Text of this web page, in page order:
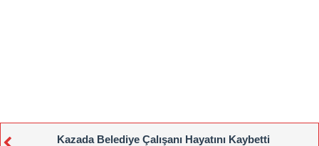
Kazada Belediye Çalışanı Hayatını Kaybetti